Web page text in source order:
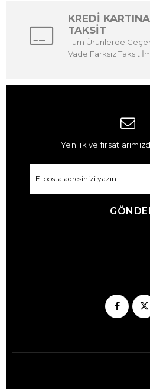
KREDİ KARTINA
TAKSİT
Tüm Ürünlerde
Vade Farksız Taksit
Yenilik ve